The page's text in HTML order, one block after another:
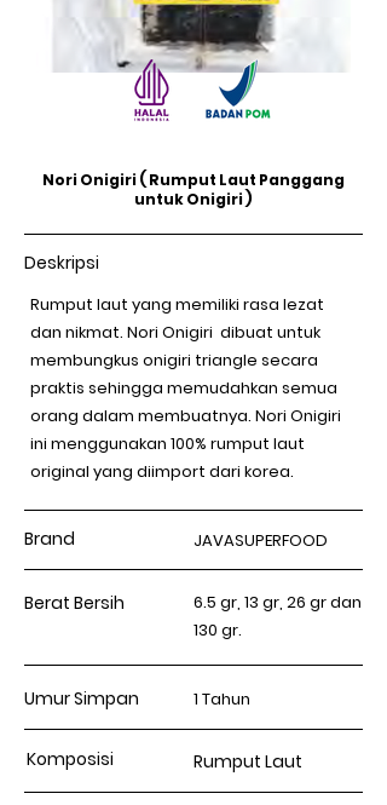
Nori Onigiri ( Rumput Laut Panggang
untuk Onigiri )
Deskripsi
Rumput laut yang memiliki rasa lezat
dan nikmat. Nori Onigiri dibuat untuk
membungkus onigiri triangle secara
praktis sehingga memudahkan semua
orang dalam membuatnya. Nori Onigiri
ini menggunakan 100% rumput laut
original yang diimport dari korea.
Brand JAVASUPERFOOD
Berat Bersih
6.5 gr, 13 gr, 26 gr dan
130 gr.
Umur Simpan 1 Tahun
Komposisi Rumput Laut